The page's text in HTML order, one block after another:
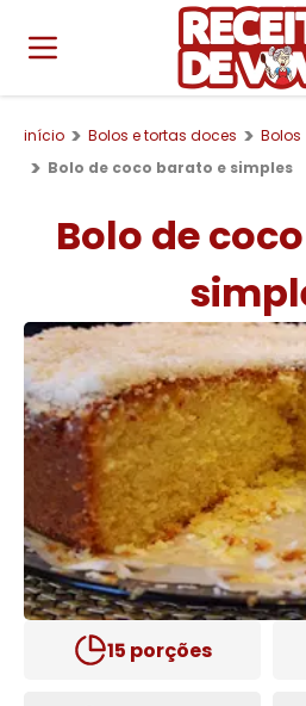
início Bolos e tortas doces
Bolos
Bolo de coco barato e simples
Bolo de
15 porções